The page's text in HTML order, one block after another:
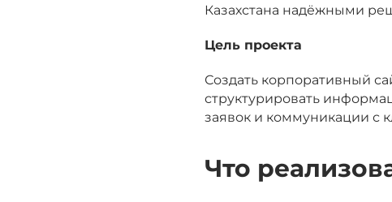
Казахстана надёжными
Цель проекта
Создать корпоративный
структурировать
заявок и коммуникации с
Что